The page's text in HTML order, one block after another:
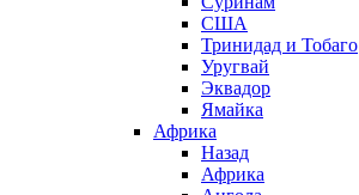
США
Тринидад и Тобаго
Уругвай
Эквадор
Ямайка
Африка
Назад
Африка